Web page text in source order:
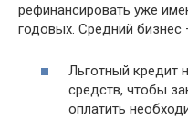
рефинансировать уже
годовых. Средний бизнес
Льготный кредит
средств, чтобы
оплатить